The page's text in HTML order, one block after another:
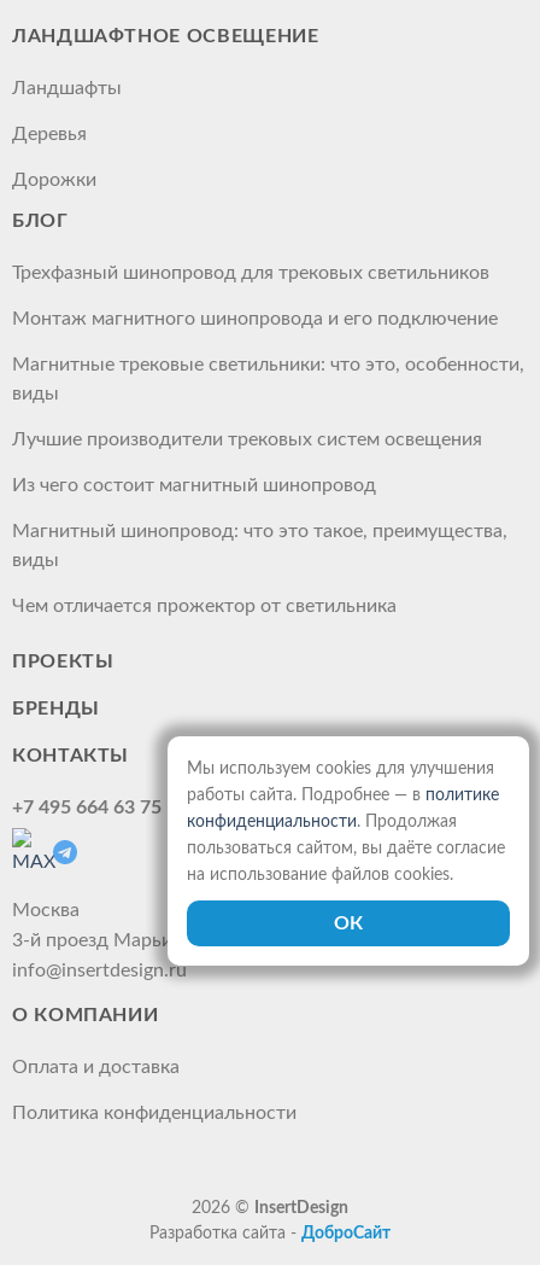
ЛАНДШАФТНОЕ ОСВЕЩЕНИЕ
Ландшафты
Деревья
Дорожки
БЛОГ
Трехфазный шинопровод для трековых светильников
Монтаж магнитного шинопровода и его подключение
Магнитные трековые светильники: что это, особенности,
виды
Лучшие производители трековых систем освещения
Из чего состоит магнитный шинопровод
Магнитный шинопровод: что это такое, преимущества,
виды
Чем отличается прожектор от светильника
ПРОЕКТЫ
БРЕНДЫ
КОНТАКТЫ
+7 495 664 63 75
Москва
3-й проезд Марьиной рощи, 40 стр.1, офис 210.
info@insertdesign.ru
О КОМПАНИИ
Оплата и доставка
Политика конфиденциальности
2026 ©
InsertDesign
Разработка сайта - ДоброСайт
Мы используем cookies для улучшения
работы сайта. Подробнее — в политике
конфиденциальности. Продолжая
пользоваться сайтом, вы даёте согласие
на использование файлов cookies.